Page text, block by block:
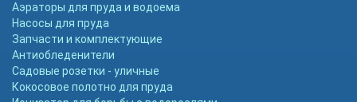
Аэраторы для пруда и водоема
Насосы для пруда
Запчасти и комплектующие
Антиобледенители
Садовые розетки - уличные
Кокосовое полотно для пруда